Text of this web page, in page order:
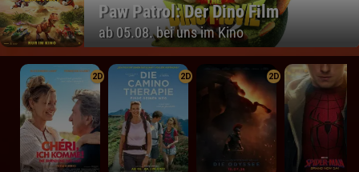
Paw Patrol: Der Dino Film
ab 05.08. bei uns im Kino
2D 2D 2D